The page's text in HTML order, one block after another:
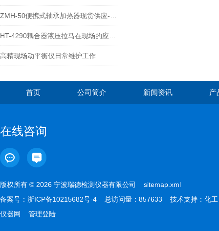
高精现场动平衡仪日常维护工作
首页 公司简介 新闻资讯 产
在线咨询
版权所有 © 2026 宁波瑞德检测仪器有限公司 sitemap.xml
备案号： 浙ICP备10215682号-4 总访问量：857633 技术支持： 化工
仪器网
管理登陆